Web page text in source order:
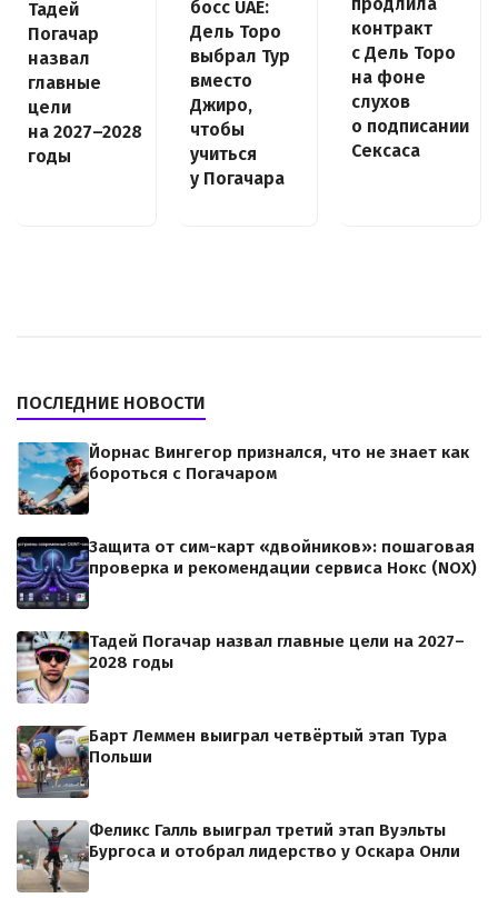
Тадей
Погачар
назвал
главные
цели
на 2027–2028
годы
босс UAE:
Дель Торо
выбрал Тур
вместо
Джиро,
чтобы
учиться
у Погачара
контракт
с Дель Торо
на фоне
слухов
о подписании
Сексаса
ПОСЛЕДНИЕ НОВОСТИ
Йорнас Вингегор признался, что не знает как
бороться с Погачаром
Защита от сим-карт «двойников»: пошаговая
проверка и рекомендации сервиса Нокс (NOX)
Тадей Погачар назвал главные цели на 2027–
2028 годы
Барт Леммен выиграл четвёртый этап Тура
Польши
Феликс Галль выиграл третий этап Вуэльты
Бургоса и отобрал лидерство у Оскара Онли